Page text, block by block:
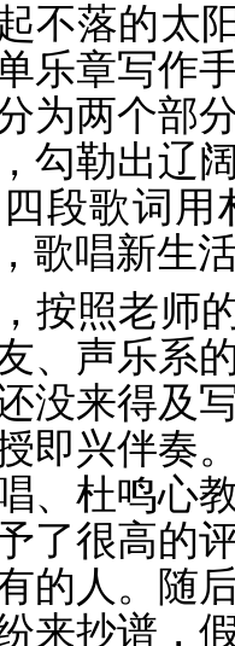
起不落的太
乐章写作
为两个部
勾勒出辽
段歌词
歌唱新生
按照老师
、声乐系
没来得及
即兴伴奏
、杜鸣心
了很高的
的人。随
来抄谱，